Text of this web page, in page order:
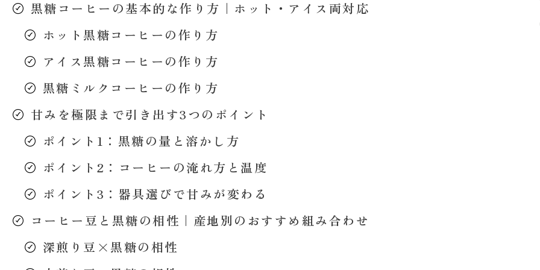
黒糖コーヒーの基本的な作り方｜ホット・アイス両対応
ホット黒糖コーヒーの作り方
アイス黒糖コーヒーの作り方
黒糖ミルクコーヒーの作り方
甘みを極限まで引き出す3つのポイント
ポイント1：黒糖の量と溶かし方
ポイント2：コーヒーの淹れ方と温度
ポイント3：器具選びで甘みが変わる
コーヒー豆と黒糖の相性｜産地別のおすすめ組み合わせ
深煎り豆×黒糖の相性